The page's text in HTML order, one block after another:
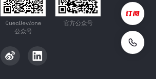
QuecDevZone
公众号
官方公众号